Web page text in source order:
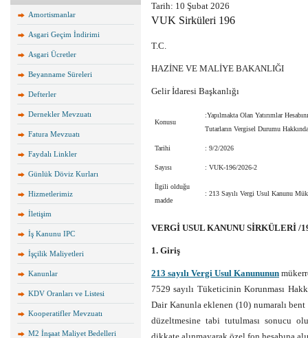
Amortismanlar
Asgari Geçim İndirimi
Asgari Ücretler
Beyanname Süreleri
Defterler
Dernekler Mevzuatı
Fatura Mevzuatı
Faydalı Linkler
Günlük Döviz Kurları
Hizmetlerimiz
İletişim
İş Kanunu IPC
İşçilik Maliyetleri
Kanunlar
KDV Oranları ve Listesi
Kooperatifler Mevzuatı
M2 İnşaat Maliyet Bedelleri
Tarih: 10 Şubat 2026
VUK Sirküleri 196
T.C.
HAZİNE VE MALİYE BAKANLIĞI
Gelir İdaresi Başkanlığı
Konusu
:Yapılmakta Olan Yatırımlar
Tutarların Vergisel Durumu Hakkında
Tarihi : 9/2/2026
Sayısı : VUK-196/2026-2
İlgili olduğu
madde
: 213 Sayılı Vergi Usul Kanunu
VERGİ USUL KANUNU SİRKÜLERİ /
1. Giriş
213 sayılı Vergi Usul Kanununun
7529 sayılı Tüketicinin Korunması
Dair Kanunla eklenen (10) numaralı bent
düzeltmesine tabi tutulması sonucu